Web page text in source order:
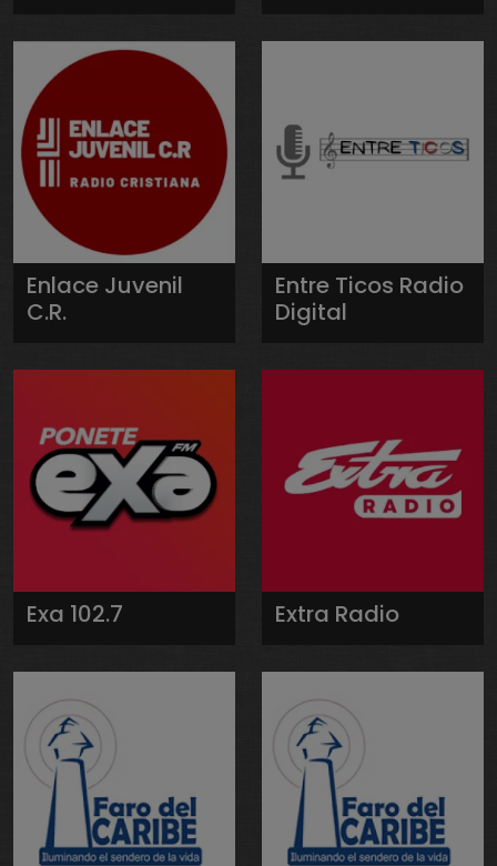
Enlace Juvenil
C.R.
Entre Ticos Radio
Digital
Exa 102.7 Extra Radio